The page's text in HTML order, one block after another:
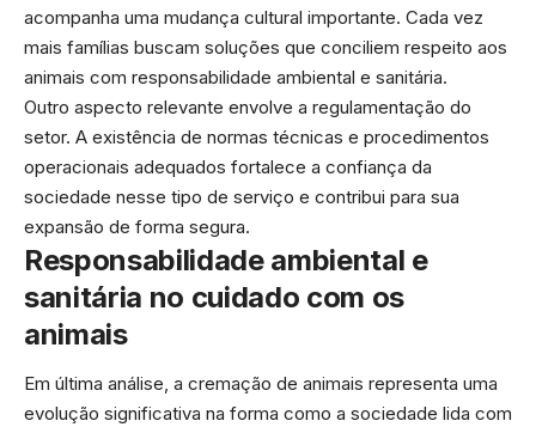
acompanha uma mudança cultural importante. Cada vez
mais famílias buscam soluções que conciliem respeito aos
animais com responsabilidade ambiental e sanitária.
Outro aspecto relevante envolve a regulamentação do
setor. A existência de normas técnicas e procedimentos
operacionais adequados fortalece a confiança da
sociedade nesse tipo de serviço e contribui para sua
expansão de forma segura.
Responsabilidade ambiental e
sanitária no cuidado com os
animais
Em última análise, a cremação de animais representa uma
evolução significativa na forma como a sociedade lida com